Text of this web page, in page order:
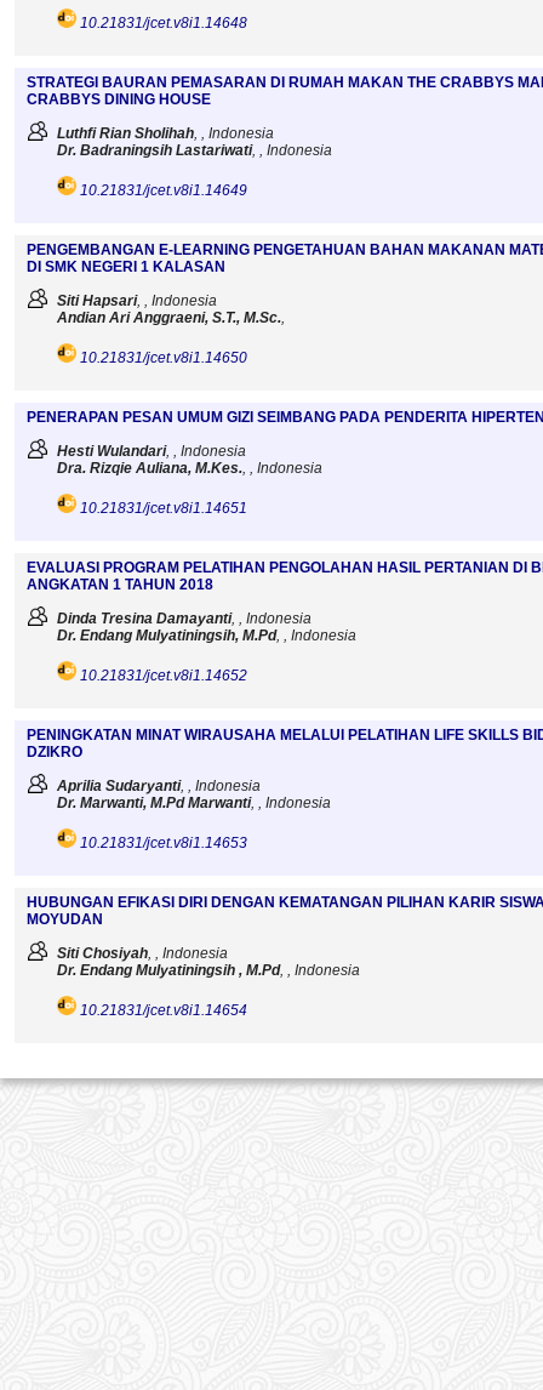
10.21831/jcet.v8i1.14648
STRATEGI BAURAN PEMASARAN DI RUMAH MAKAN THE CRABBYS
CRABBYS DINING HOUSE
Luthfi Rian Sholihah, , Indonesia
Dr. Badraningsih Lastariwati, , Indonesia
10.21831/jcet.v8i1.14649
PENGEMBANGAN E-LEARNING PENGETAHUAN BAHAN MAKANAN
DI SMK NEGERI 1 KALASAN
Siti Hapsari, , Indonesia
Andian Ari Anggraeni, S.T., M.Sc.,
10.21831/jcet.v8i1.14650
PENERAPAN PESAN UMUM GIZI SEIMBANG PADA PENDERITA
Hesti Wulandari, , Indonesia
Dra. Rizqie Auliana, M.Kes., , Indonesia
10.21831/jcet.v8i1.14651
EVALUASI PROGRAM PELATIHAN PENGOLAHAN HASIL PERTANIAN DI
ANGKATAN 1 TAHUN 2018
Dinda Tresina Damayanti, , Indonesia
Dr. Endang Mulyatiningsih, M.Pd, , Indonesia
10.21831/jcet.v8i1.14652
PENINGKATAN MINAT WIRAUSAHA MELALUI PELATIHAN LIFE SKILLS
DZIKRO
Aprilia Sudaryanti, , Indonesia
Dr. Marwanti, M.Pd Marwanti, , Indonesia
10.21831/jcet.v8i1.14653
HUBUNGAN EFIKASI DIRI DENGAN KEMATANGAN PILIHAN KARIR
MOYUDAN
Siti Chosiyah, , Indonesia
Dr. Endang Mulyatiningsih , M.Pd, , Indonesia
10.21831/jcet.v8i1.14654